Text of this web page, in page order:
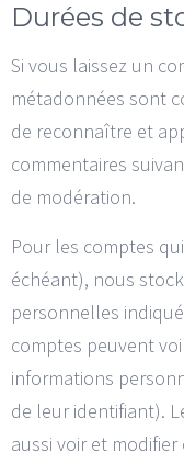
Durées de
Si vous laissez un
métadonnées sont
de reconnaître et
commentaires
de modération.
Pour les comptes
échéant), nous
personnelles
comptes peuvent
informations
de leur identifiant).
aussi voir et